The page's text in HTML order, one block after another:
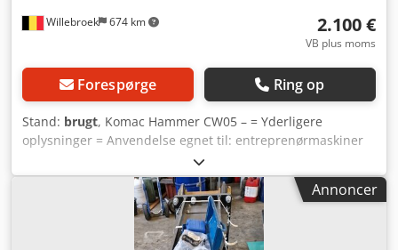
Willebroek 674 km 2.100 €
VB plus moms
Forespørge Ring op
Stand: brugt, Komac Hammer CW05 – = Yderligere
oplysninger = Anvendelse egnet til: entreprenørmaskiner
Dsdpfx Aoxnq N Ajbwjck Referencenummer: V9 Kontakt
Miguel Cubas for yderligere oplysninger. =
Firmainformation = Vi er beliggende mellem Antwerpen og
Bruxelles langs A12-motorvejen, tæt på havnen i
Antwerpen. Åbningstider: Mandag til fredag fortløbende
Annoncer